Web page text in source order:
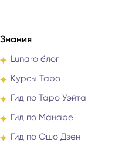
Знания
Lunaro блог
Курсы Таро
Гид по Таро Уэйта
Гид по Манаре
Гид по Ошо Дзен